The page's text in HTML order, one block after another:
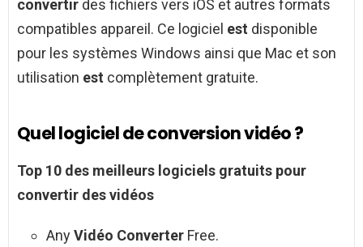
convertir des fichiers vers iOS et autres formats
compatibles appareil. Ce logiciel est disponible
pour les systèmes Windows ainsi que Mac et son
utilisation est complètement gratuite.
Quel logiciel de conversion vidéo ?
Top 10 des meilleurs logiciels gratuits pour
convertir desvidéos
AnyVidéo Converter Free.